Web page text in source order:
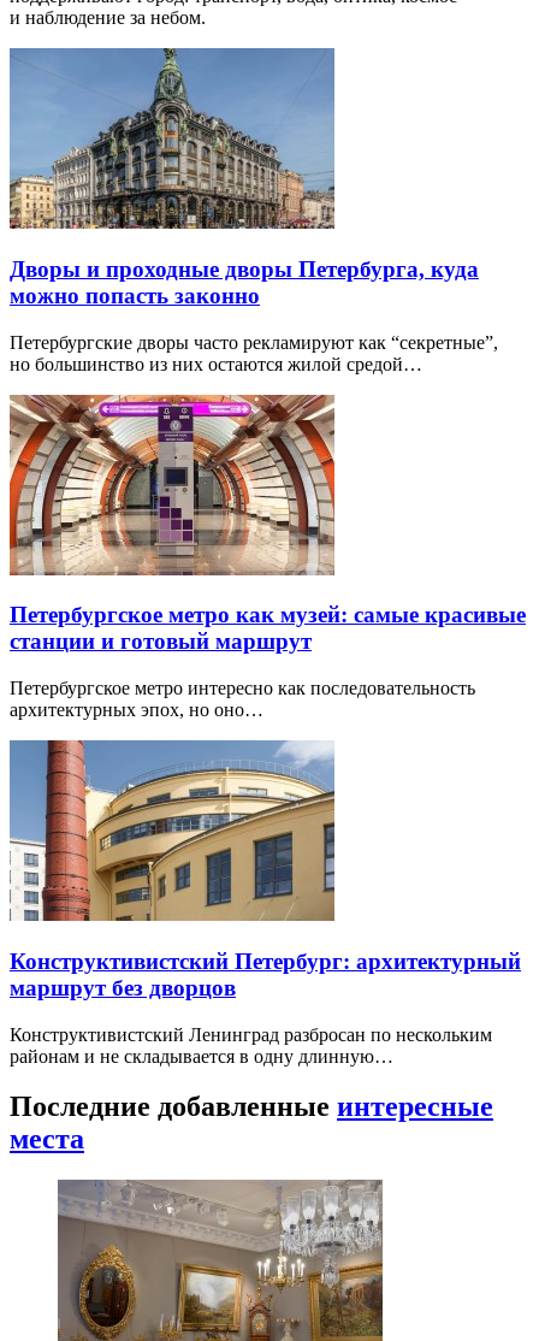
и наблюдение за небом.
Дворы и проходные дворы Петербурга, куда
можно попасть законно
Петербургские дворы часто рекламируют как “секретные”,
но большинство из них остаются жилой средой…
Петербургское метро как музей: самые красивые
станции и готовый маршрут
Петербургское метро интересно как последовательность
архитектурных эпох, но оно…
Конструктивистский Петербург: архитектурный
маршрут без дворцов
Конструктивистский Ленинград разбросан по нескольким
районам и не складывается в одну длинную…
Последние добавленные интересные
места